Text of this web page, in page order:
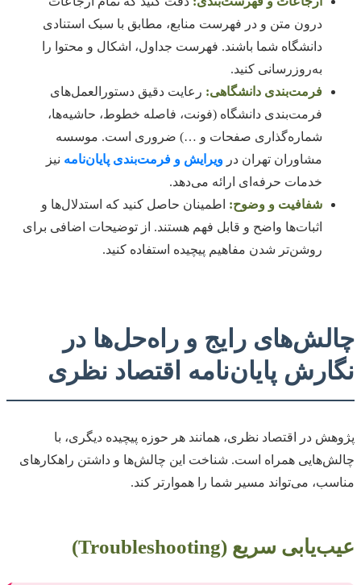
درون متن و در فهرست منابع، مطابق با سبک استنادی
دانشگاه شما باشند. فهرست جداول، اشکال و محتوا را
به‌روزرسانی کنید.
فرمت‌بندی دانشگاهی: رعایت دقیق دستورالعمل‌های
فرمت‌بندی دانشگاه (فونت، فاصله خطوط، حاشیه‌ها،
شماره‌گذاری صفحات و …) ضروری است. موسسه
مشاوران تهران در ویرایش و فرمت‌بندی پایان‌نامه نیز
خدمات حرفه‌ای ارائه می‌دهد.
شفافیت و وضوح: اطمینان حاصل کنید که استدلال‌ها و
اثبات‌ها واضح و قابل فهم هستند. از توضیحات اضافی برای
روشن‌تر شدن مفاهیم پیچیده استفاده کنید.
چالش‌های رایج و راه‌حل‌ها در
نگارش پایان‌نامه اقتصاد نظری
پژوهش در اقتصاد نظری، همانند هر حوزه پیچیده دیگری، با
چالش‌هایی همراه است. شناخت این چالش‌ها و داشتن راهکارهای
مناسب، می‌تواند مسیر شما را هموارتر کند.
عیب‌یابی سریع (Troubleshooting)